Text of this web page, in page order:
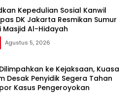
Kepedulian Sosial Kanwil
DK Jakarta Resmikan Sumur
Masjid Al-Hidayah
Agustus 5, 2026
Dilimpahkan ke Kejaksaan, Kuasa
Desak Penyidik Segera Tahan
Kasus Pengeroyokan